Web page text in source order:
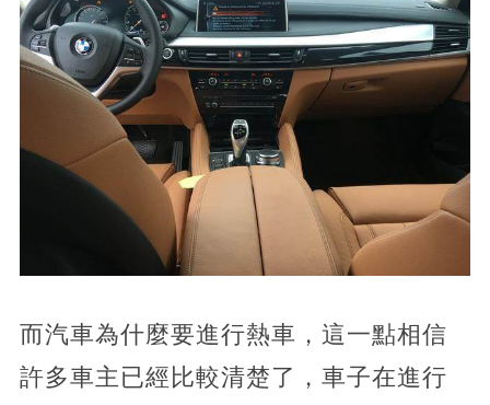
而汽車為什麼要進行熱車，這一點相信
許多車主已經比較清楚了，車子在進行